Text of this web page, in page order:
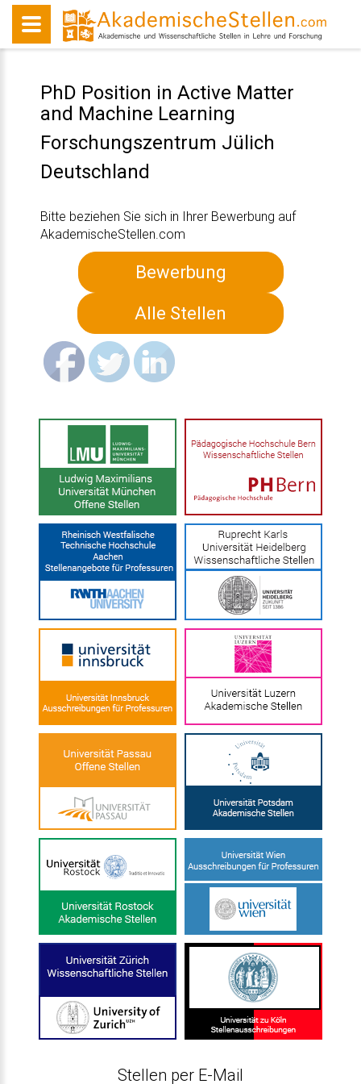
PhD Position in Active Matter
and Machine Learning
Forschungszentrum Jülich
Deutschland
Bitte beziehen Sie sich in Ihrer Bewerbung auf
AkademischeStellen.com
Bewerbung
Alle Stellen
Stellen per E-Mail